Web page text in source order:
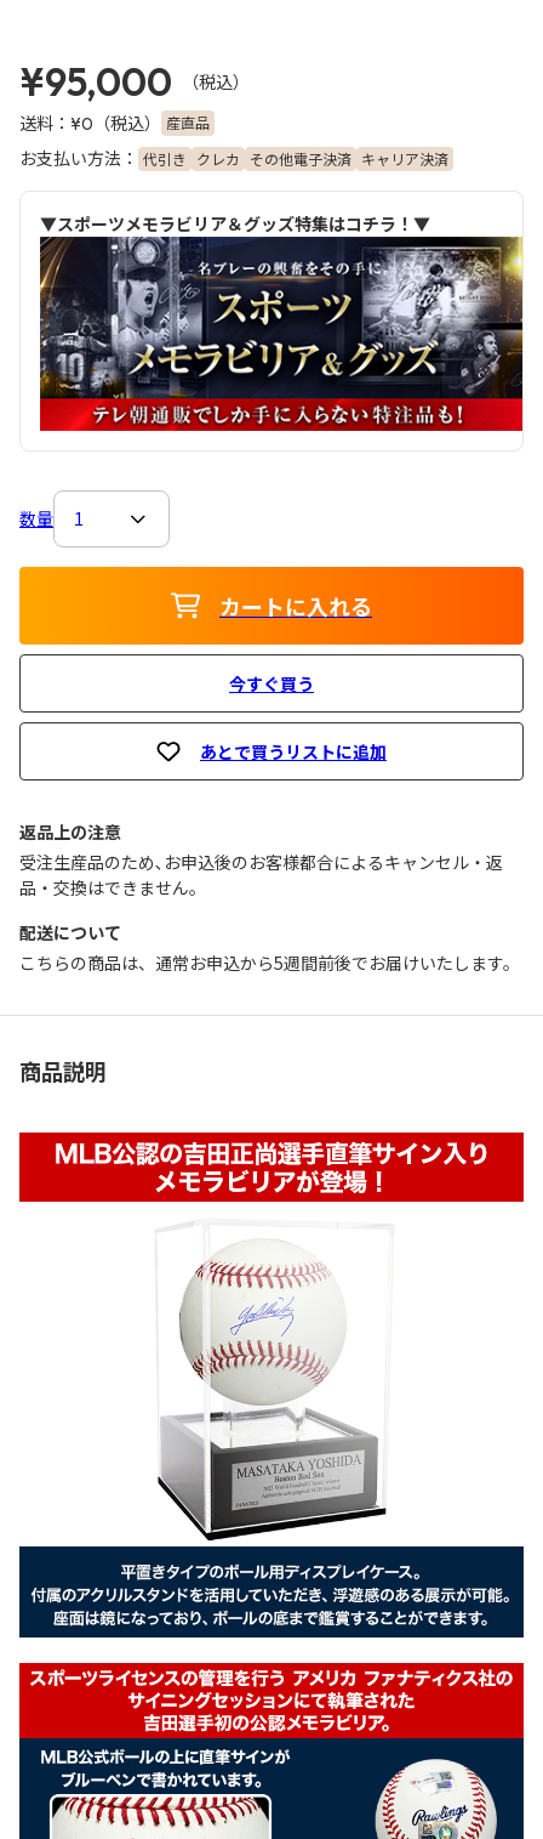
¥95,000
（税込）
送料： ¥0 （税込） 産直品
お支払い方法： 代引き クレカ その他電子決済 キャリア決済
▼スポーツメモラビリア＆グッズ特集はコチラ！▼
数量
カートに入れる
今すぐ買う
あとで買うリストに追加
返品上の注意
受注生産品のため､お申込後のお客様都合によるキャンセル・返
品・交換はできません｡
配送について
こちらの商品は、通常お申込から5週間前後でお届けいたします。
商品説明